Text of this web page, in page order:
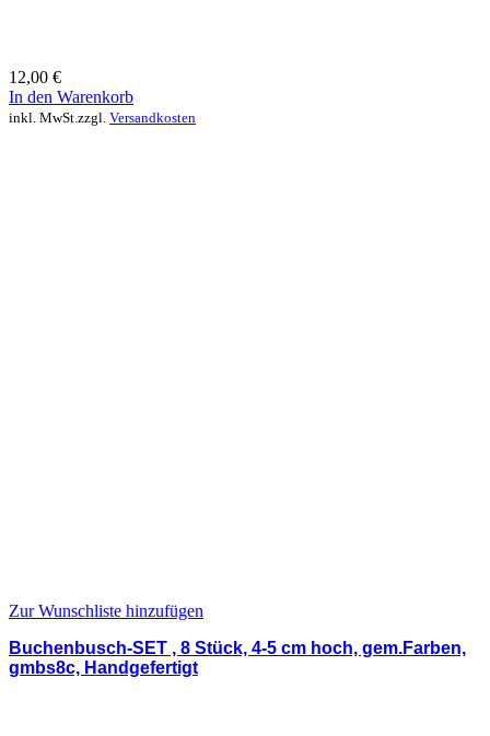
12,00 €
In den Warenkorb
inkl. MwSt. zzgl. Versandkosten
Zur Wunschliste hinzufügen
Buchenbusch-SET , 8 Stück, 4-5 cm hoch, gem.Farben,
gmbs8c, Handgefertigt